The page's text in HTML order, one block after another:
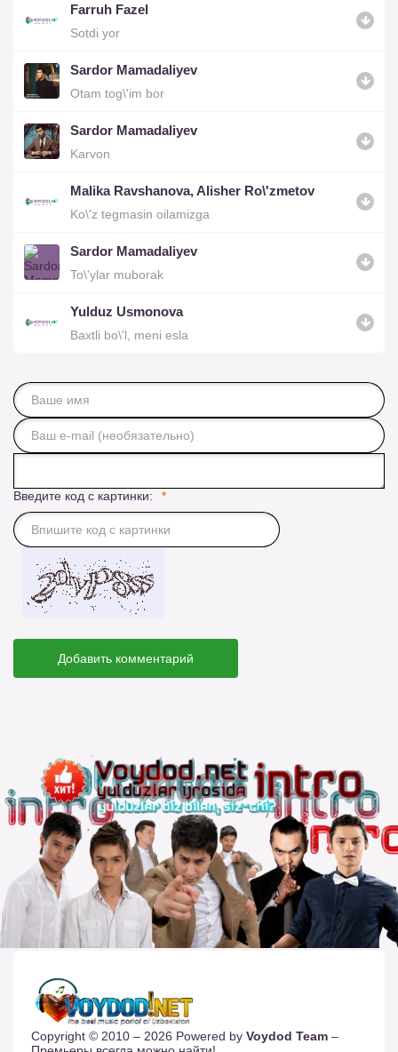
Farruh Fazel
Sotdi yor
Sardor Mamadaliyev
Otam tog\'im bor
Sardor Mamadaliyev
Karvon
Malika Ravshanova, Alisher Ro\'zmetov
Ko\'z tegmasin oilamizga
Sardor Mamadaliyev
To\'ylar muborak
Yulduz Usmonova
Baxtli bo\'l, meni esla
Введите код с картинки:
Добавить комментарий
Copyright © 2010 – 2026 Powered by Voydod Team –